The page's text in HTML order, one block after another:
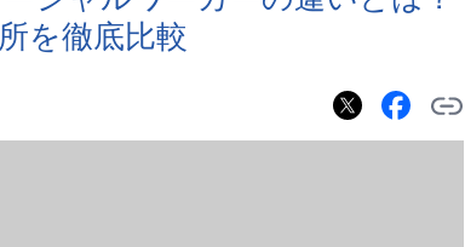
を徹底比較